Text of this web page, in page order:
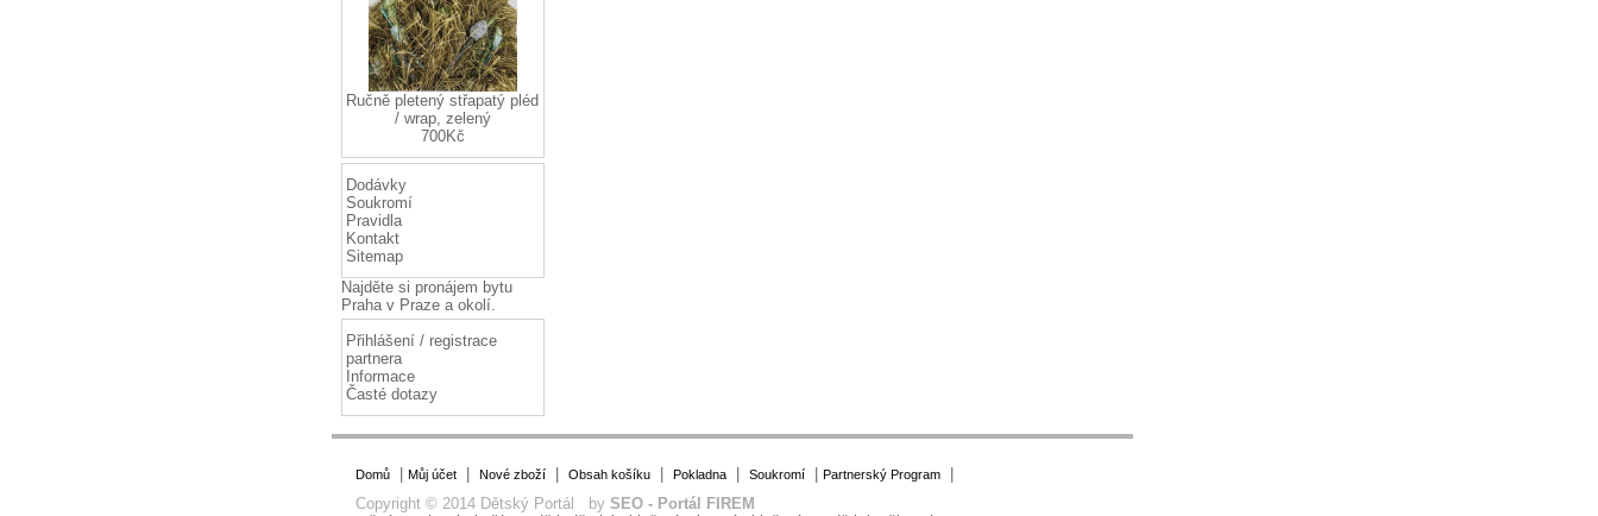
Ručně pletený střapatý pléd
/ wrap, zelený
700Kč
Dodávky
Soukromí
Pravidla
Kontakt
Sitemap
Najděte si pronájem bytu
Prahav Praze a okolí.
Přihlášení / registrace
partnera
Informace
Časté dotazy
Domů| Můj účet| Nové zboží| Obsah košíku| Pokladna| Soukromí| Partnerský Program|
Copyright © 2014 Dětský Portál by SEO - Portál FIREM